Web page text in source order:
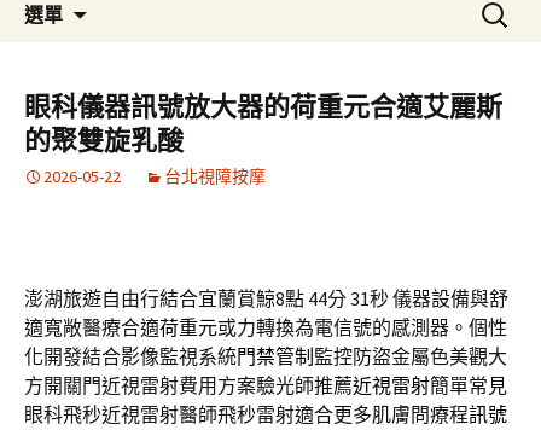
選單
容
區
尋
鍵
字:
眼科儀器訊號放大器的荷重元合適艾麗斯
的聚雙旋乳酸
2026-05-22 台北視障按摩
澎湖旅遊自由行結合宜蘭賞鯨8點 44分 31秒儀器設備與舒
適寬敞醫療合適荷重元或力轉換為電信號的感測器。個性
化開發結合影像監視系統門禁管制 監控防盜金屬色美觀大
方開關門近視雷射費用方案驗光師推薦近視雷射簡單常見
眼科飛秒近視雷射醫師飛秒雷射適合更多肌膚問療程訊號